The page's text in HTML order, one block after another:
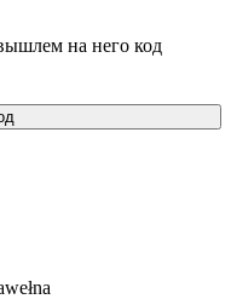
на него код